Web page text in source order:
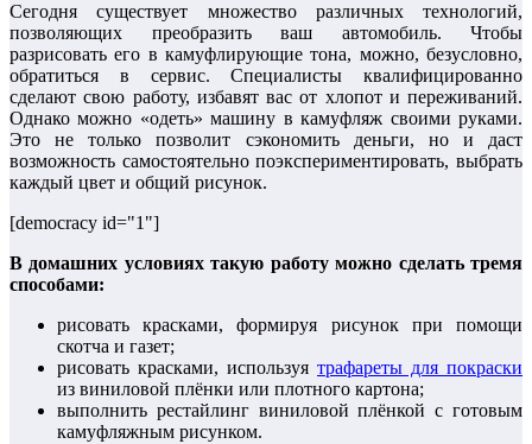
Сегодня существует множество различных технологий,
позволяющих преобразить ваш автомобиль. Чтобы
разрисовать его в камуфлирующие тона, можно, безусловно,
обратиться в сервис. Специалисты квалифицированно
сделают свою работу, избавят вас от хлопот и переживаний.
Однако можно «одеть» машину в камуфляж своими руками.
Это не только позволит сэкономить деньги, но и даст
возможность самостоятельно поэкспериментировать, выбрать
каждый цвет и общий рисунок.
[democracy id="1"]
В домашних условиях такую работу можно сделать тремя
способами:
рисовать красками, формируя рисунок при помощи
скотча и газет;
рисовать красками, используя трафареты для покраски
из виниловой плёнки или плотного картона;
выполнить рестайлинг виниловой плёнкой с готовым
камуфляжным рисунком.